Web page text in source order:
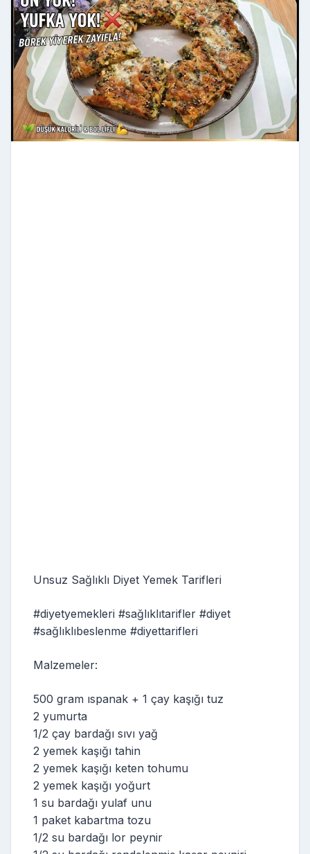
Unsuz Sağlıklı Diyet Yemek Tarifleri
#diyetyemekleri #sağlıklıtarifler #diyet
#sağlıklıbeslenme #diyettarifleri
Malzemeler:
500 gram ıspanak + 1 çay kaşığı tuz
2 yumurta
1/2 çay bardağı sıvı yağ
2 yemek kaşığı tahin
2 yemek kaşığı keten tohumu
2 yemek kaşığı yoğurt
1 su bardağı yulaf unu
1 paket kabartma tozu
1/2 su bardağı lor peynir